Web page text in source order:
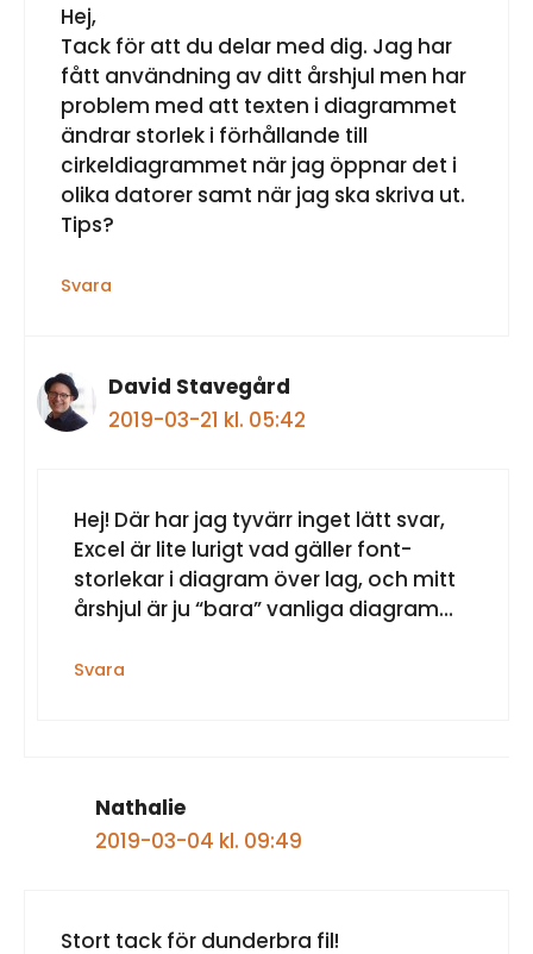
Hej,
Tack för att du delar med dig. Jag har
fått användning av ditt årshjul men har
problem med att texten i diagrammet
ändrar storlek i förhållande till
cirkeldiagrammet när jag öppnar det i
olika datorer samt när jag ska skriva ut.
Tips?
Svara
David Stavegård
2019-03-21 kl. 05:42
Hej! Där har jag tyvärr inget lätt svar,
Excel är lite lurigt vad gäller font-
storlekar i diagram över lag, och mitt
årshjul är ju “bara” vanliga diagram…
Svara
Nathalie
2019-03-04 kl. 09:49
Stort tack för dunderbra fil!